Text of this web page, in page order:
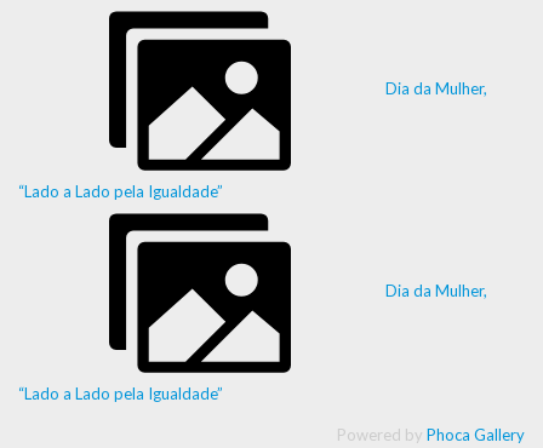
Dia da Mulher,
“Lado a Lado pela Igualdade”
Dia da Mulher,
“Lado a Lado pela Igualdade”
Powered by Phoca Gallery